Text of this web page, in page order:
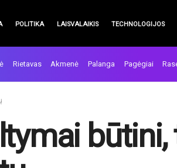
POLITIKA LAISVALAIKIS TECHNOLOGIJOS
Rietavas Akmenė Palanga Pagėgiai
būtini,